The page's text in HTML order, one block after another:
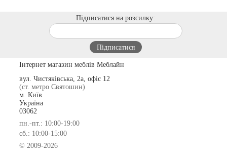
Підписатися на розсилку:
Інтернет магазин меблів Меблайн
вул. Чистяківська, 2а, офіс 12
(ст. метро Святошин)
м. Київ
Україна
03062
пн.-пт.: 10:00-19:00
сб.: 10:00-15:00
© 2009-2026